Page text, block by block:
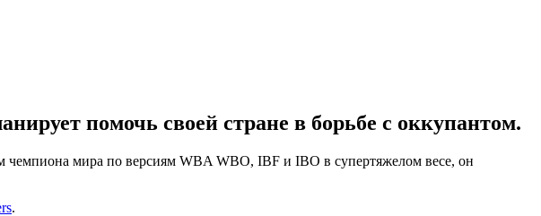
помочь своей стране в борьбе с оккупантом.
чемпиона мира по версиям WBA WBO, IBF и IBO в супертяжелом весе, он
.